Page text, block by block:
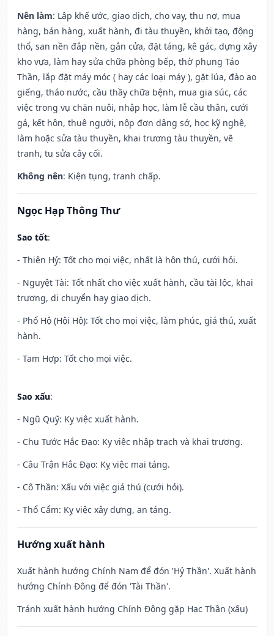
Nên làm: Lập khế ước, giao dịch, cho vay, thu nợ, mua
hàng, bán hàng, xuất hành, đi tàu thuyền, khởi tạo, động
thổ, san nền đắp nền, gắn cửa, đặt táng, kê gác, dựng xây
kho vựa, làm hay sửa chữa phòng bếp, thờ phụng Táo
Thần, lắp đặt máy móc ( hay các loại máy ), gặt lúa, đào ao
giếng, tháo nước, cầu thầy chữa bệnh, mua gia súc, các
việc trong vụ chăn nuôi, nhập học, làm lễ cầu thân, cưới
gả, kết hôn, thuê người, nộp đơn dâng sớ, học kỹ nghệ,
làm hoặc sửa tàu thuyền, khai trương tàu thuyền, vẽ
tranh, tu sửa cây cối.
Không nên: Kiện tụng, tranh chấp.
Ngọc Hạp Thông Thư
Sao tốt:
- Thiên Hỷ: Tốt cho mọi việc, nhất là hôn thú, cưới hỏi.
- Nguyệt Tài: Tốt nhất cho việc xuất hành, cầu tài lộc, khai
trương, di chuyển hay giao dịch.
- Phổ Hộ (Hội Hộ): Tốt cho mọi việc, làm phúc, giá thú, xuất
hành.
- Tam Hợp: Tốt cho mọi việc.
Sao xấu:
- Ngũ Quỹ: Kỵ việc xuất hành.
- Chu Tước Hắc Đạo: Kỵ việc nhập trạch và khai trương.
- Câu Trận Hắc Đạo: Kỵ việc mai táng.
- Cô Thần: Xấu với việc giá thú (cưới hỏi).
- Thổ Cẩm: Kỵ việc xây dựng, an táng.
Hướng xuất hành
Xuất hành hướng Chính Nam để đón 'Hỷ Thần'. Xuất hành
hướng Chính Đông để đón 'Tài Thần'.
Tránh xuất hành hướng Chính Đông gặp Hạc Thần (xấu)